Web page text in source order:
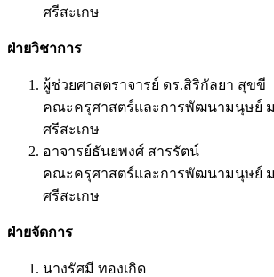
ศรีสะเกษ
ฝ่ายวิชาการ
ผู้ช่วยศาสตราจารย์ ดร.สิริกัลยา สุขขี
คณะครุศาสตร์และการพัฒนามนุษย์
ศรีสะเกษ
อาจารย์ธันยพงศ์ สารรัตน์
คณะครุศาสตร์และการพัฒนามนุษย์
ศรีสะเกษ
ฝ่ายจัดการ
นางรัศมี ทองเกิด